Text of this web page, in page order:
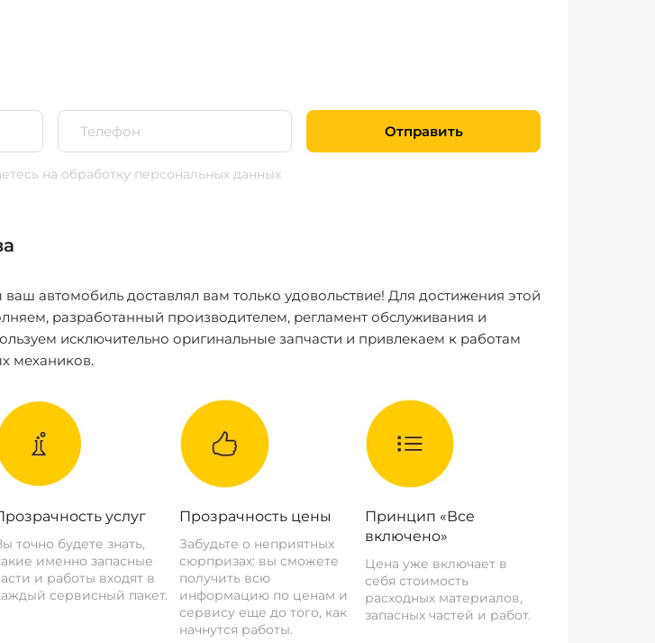
Отправить
на обработку персональных данных
автомобиль доставлял вам только удовольствие! Для достижения этой
разработанный производителем, регламент обслуживания и
исключительно оригинальные запчасти и привлекаем к работам
механиков.
услуг
точно будете знать,
именно запасные
и работы входят в
сервисный пакет.
Прозрачность цены
Забудьте о неприятных
сюрпризах: вы сможете
получить всю
информацию по ценам и
сервису еще до того, как
начнутся работы.
Принцип «Все
включено»
Цена уже включает в
себя стоимость
расходных материалов,
запасных частей и работ.